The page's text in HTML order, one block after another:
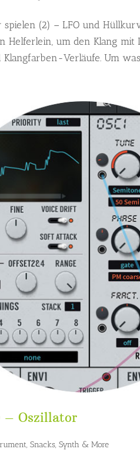
(2) – LFO und
Helferlein, um den Klang
Verläufe. Um was
– Oszillator
,Snacks,Synth & More